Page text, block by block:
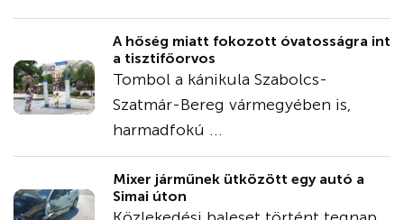
A hőség miatt fokozott óvatosságra int
a tisztifőorvos
Tombol a kánikula Szabolcs-
Szatmár-Bereg vármegyében is,
harmadfokú ...
Mixer járműnek ütközött egy autó a
Simai úton